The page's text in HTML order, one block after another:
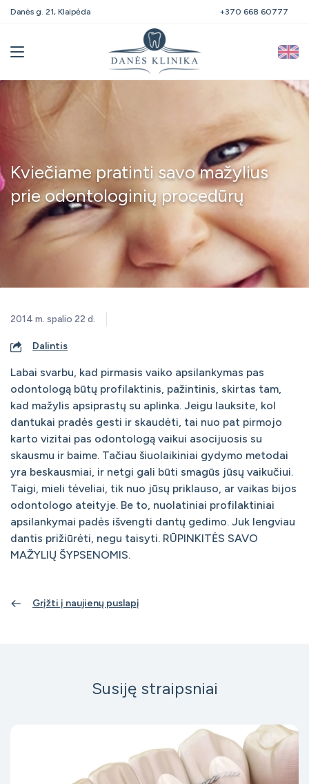
Danės g. 21, Klaipėda +370 668 60777
Kviečiame pratinti savo mažylius
prie odontologinių procedūrų
2014 m. spalio 22 d.
Dalintis
Labai svarbu, kad pirmasis vaiko apsilankymas pas
odontologą būtų profilaktinis, pažintinis, skirtas tam,
kad mažylis apsiprastų su aplinka. Jeigu lauksite, kol
dantukai pradės gesti ir skaudėti, tai nuo pat pirmojo
karto vizitai pas odontologą vaikui asocijuosis su
skausmu ir baime. Tačiau šiuolaikiniai gydymo metodai
yra beskausmiai, ir netgi gali būti smagūs jūsų vaikučiui.
Taigi, mieli tėveliai, tik nuo jūsų priklauso, ar vaikas bijos
odontologo ateityje. Be to, nuolatiniai profilaktiniai
apsilankymai padės išvengti dantų gedimo. Juk lengviau
dantis prižiūrėti, negu taisyti. RŪPINKITĖS SAVO
MAŽYLIŲ ŠYPSENOMIS.
Grįžti į naujienų puslapį
Susiję straipsniai